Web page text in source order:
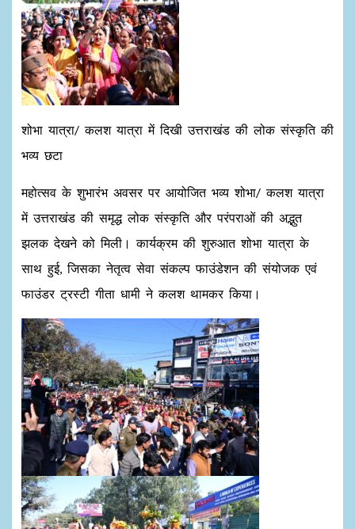
शोभा यात्रा/ कलश यात्रा में दिखी उत्तराखंड की लोक संस्कृति की
भव्य छटा
महोत्सव के शुभारंभ अवसर पर आयोजित भव्य शोभा/ कलश यात्रा
में उत्तराखंड की समृद्ध लोक संस्कृति और परंपराओं की अद्भुत
झलक देखने को मिली। कार्यक्रम की शुरुआत शोभा यात्रा के
साथ हुई, जिसका नेतृत्व सेवा संकल्प फाउंडेशन की संयोजक एवं
फाउंडर ट्रस्टी गीता धामी ने कलश थामकर किया।